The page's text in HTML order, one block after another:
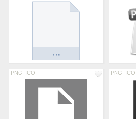
PNG ICO PNG ICO